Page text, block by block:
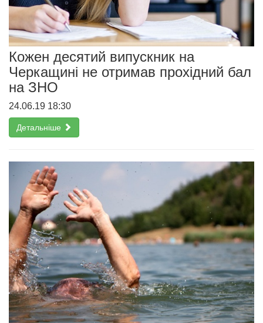
Кожен десятий випускник на
Черкащині не отримав прохідний бал
на ЗНО
24.06.19 18:30
Детальніше